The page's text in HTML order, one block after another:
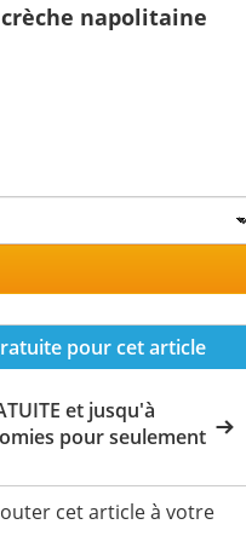
napolitaine
pour cet article
et jusqu'à
pour seulement
cet article à votre